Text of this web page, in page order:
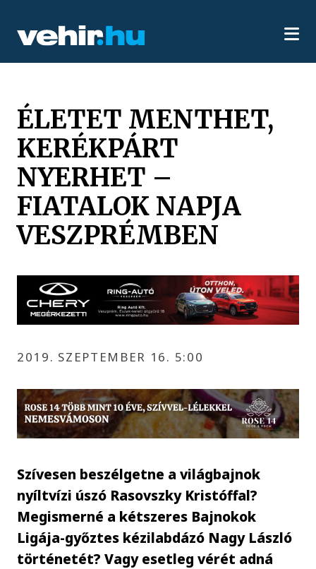
ÉLETET MENTHET,
KERÉKPÁRT
NYERHET –
FIATALOK NAPJA
VESZPRÉMBEN
2019. SZEPTEMBER 16. 5:00
Szívesen beszélgetne a világbajnok
nyíltvízi úszó Rasovszky Kristóffal?
Megismerné a kétszeres Bajnokok
Ligája-győztes kézilabdázó Nagy László
történetét? Vagy esetleg vérét adná